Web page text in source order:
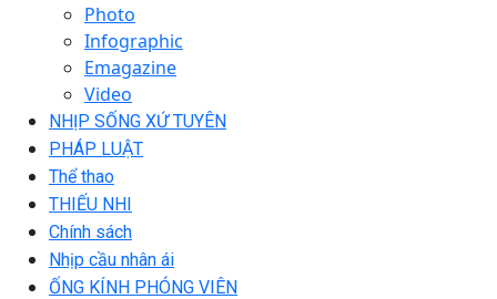
Photo
Infographic
Emagazine
Video
NHỊP SỐNG XỨ TUYÊN
PHÁP LUẬT
Thể thao
THIẾU NHI
Chính sách
Nhịp cầu nhân ái
ỐNG KÍNH PHÓNG VIÊN